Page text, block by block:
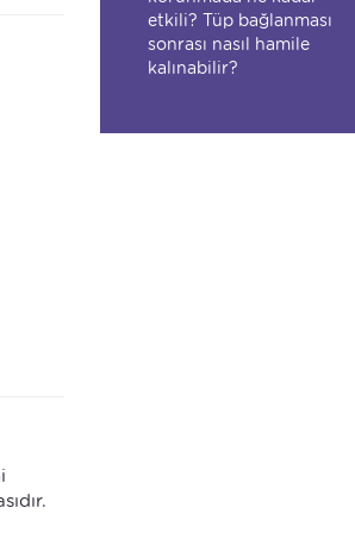
etkili? Tüp bağlanması
sonrası nasıl hamile
kalınabilir?